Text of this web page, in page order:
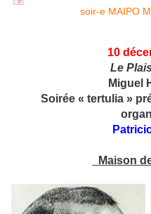
soir-e MAIPO
10
Le
Miguel
Soirée « tertulia »
Maison